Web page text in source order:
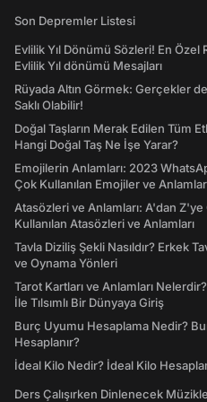
Son Depremler Listesi
Evlilik Yıl Dönümü Sözleri! En
Evlilik Yıl dönümü Mesajları
Rüyada Altın Görmek: Gerçekler
Saklı Olabilir!
Doğal Taşların Merak Edilen Tüm
Hangi Doğal Taş Ne İşe Yarar?
Emojilerin Anlamları: 2023
Çok Kullanılan Emojiler ve
Atasözleri ve Anlamları: A'dan Z'ye
Kullanılan Atasözleri ve Anlamları
Tavla Diziliş Şekli Nasıldır? Erkek
ve Oynama Yönleri
Tarot Kartları ve Anlamları
İle Tılsımlı Bir Dünyaya Giriş
Burç Uyumu Hesaplama Nedir?
Hesaplanır?
İdeal Kilo Nedir? İdeal Kilo
Ders Çalışırken Dinlenecek